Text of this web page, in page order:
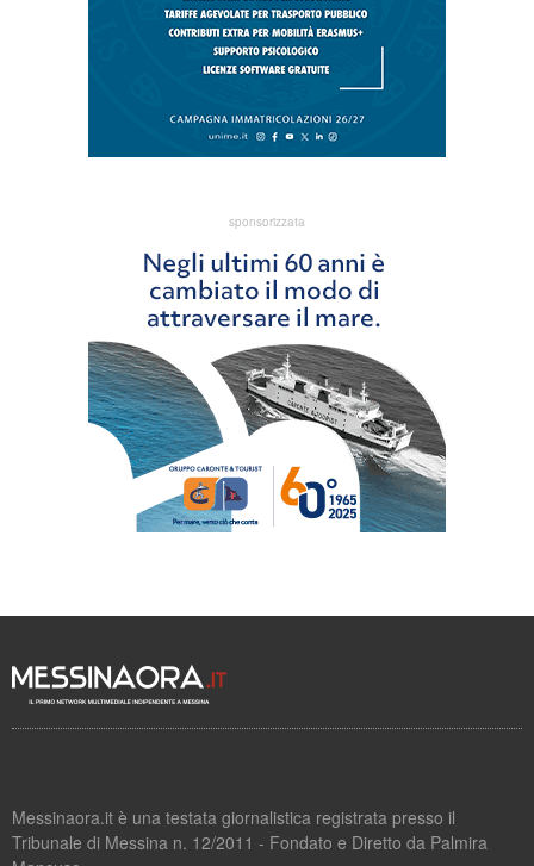
sponsorizzata
Messinaora.it è una testata giornalistica registrata presso il
Tribunale di Messina n. 12/2011 - Fondato e Diretto da Palmira